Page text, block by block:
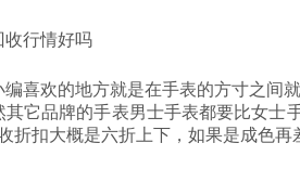
喜欢的地方就是在手表的方寸之间
它品牌的手表男士手表都要比女士
折扣大概是六折上下，如果是成色